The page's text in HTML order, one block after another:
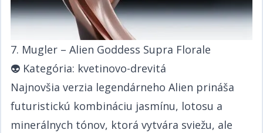
7. Mugler – Alien Goddess Supra Florale​​​​‌ ‍ ​‍​‍‌‍ ‌ ​‍‌‍‍‌‌‍‌ ‌‍‍‌‌‍ ‍​‍​‍​ ‍‍​‍​‍‌ ​ ‌‍​‌‌‍ ‍‌‍‍‌‌ ‌​‌ ‍‌​‍ ‍‌‍‍‌‌‍ ​‍​‍​‍ ​​‍​‍‌‍‍​‌ ​‍‌‍‌‌‌‍‌‍​‍​‍​ ‍‍​‍​‍‌‍‍​‌ ‌​‌ ‌​‌ ​​​ ‍‍​‍ ​‍ ‌‍ ​‌‍ ‌‍​ ‌‍​‌‌‍ ​‌‍‍​‌‍ ‌ ​ ‌ ‌​​ ‍‍​ ​ ​ ​​​ ​​​ ​​​‍ ‌ ​ ‌ ‌​‌ ‌‌‌‍‌​‌‍‍‌‌‍ ​‍ ‌‍‍‌‌‍ ‍‌ ‌​‌‍‌‌‌‍ ‍‌ ‌​​‍ ‌‍‌‌‌‍‌​‌‍‍‌‌ ‌​​‍ ‌‍ ‌‌‍ ‌‍‌​‌‍‌‌​ ‌‌ ​​‌ ​‍‌‍‌‌‌ ​ ‌‍‌‌‌‍ ‍‌ ‌​‌‍​‌‌ ‌​‌‍‍‌‌‍ ‌‍ ‍​ ‍ ‌‍‍‌‌‍‌​​ ‌‌ ​​‌‍ ‌ ​ ‌ ‌​​‍ ‌​ ​‍​ ​‍​ ​‍​ ​‍​ ‍‌​ ‍‌​ ‍‌​ ‍ ‌ ‌​‌ ‍‌‌ ​​‌‍‌‌​ ‌‌ ​​‌‍ ‌ ​ ‌ ‌​​ ‍ ‌ ​​‌‍​‌‌ ‌​‌‍‍​​ ‌‌‍​ ‌‍ ‌‍ ‍‌ ‌​‌‍‌‌‌‍ ‍‌ ‌​​‍‌‌​ ‌‌‌​​‍‌‌ ‌‍‍ ‌‍‌‌‌ ‍‌​‍‌‌​ ​ ‌​‌​​‍‌‌​ ​ ‌​‌​​‍‌‌​ ​‍​ ​‍‌‍‌​​ ​‌‌‍‌​‌‍​ ​ ‌​​ ‌​​ ‍​‌‍‌‌‌‍‌‍​ ​‍​ ‌‌​ ‌ ​‍‌‌​ ​‍​ ​‍​‍‌‌​ ‌‌‌​‌​​‍ ‍‌‍​ ‌‍‍​‌‍‍‌‌‍ ​‌‍‌​‌ ​‍‌‍‌‌‌‍ ‍​‍‌‌​ ‌‌‌​​‍‌‌ ‌‍‍ ‌‍‌‌‌ ‍‌​‍‌‌​ ​ ‌​‌​​‍‌‌​ ​ ‌​‌​​‍‌‌​ ​‍​ ​‍‌‍‌​​ ​‌‌‍‌​‌‍​ ​ ‌​​ ‌​​ ‍​‌‍‌‌‌‍‌‍​ ​‍​ ‌‌​ ‌ ​ ​​​‍‌‌​ ​‍​ ​‍​‍‌‌​ ‌‌‌​‌​​‍ ‍‌ ‌​‌‍‌‌‌ ‍​‌ ‌​​ ‌‍​‍‌‍​‌‌ ​ ‌‍‌‌‌‌‌‌‌ ​‍‌‍ ​​ ‌‌‍‍​‌ ‌​‌ ‌​‌ ​​​‍‌‌​ ​ ‌​​‌​‍‌‌​ ​‍‌​‌‍​‍‌‌​ ​‍‌​‌‍‌‍ ​‌‍ ‌‍​ ‌‍​‌‌‍ ​‌‍‍​‌‍ ‌ ​ ‌ ‌​​‍‌‌​ ​ ‌​​‌​ ​ ​ ​​​ ​​​ ​​​‍‌‌​ ​‍‌​‌‍‌ ​ ‌ ‌​‌ ‌‌‌‍‌​‌‍‍‌‌‍ ​‍‌‍‌‍‍‌‌‍‌​​ ‌‌ ​​‌‍ ‌ ​ ‌ ‌​​‍ ‌​ ​‍​ ​‍​ ​‍​ ​‍​ ‍‌​ ‍‌​ ‍‌​‍‌‍‌ ‌​‌ ‍‌‌ ​​‌‍‌‌​ ‌‌ ​​‌‍ ‌ ​ ‌ ‌​​‍‌‍‌ ​​‌‍​‌‌ ‌​‌‍‍​​ ‌‌‍​ ‌‍ ‌‍ ‍‌ ‌​‌‍‌‌‌‍ ‍‌ ‌​​‍‌‌​ ‌‌‌​​‍‌‌ ‌‍‍ ‌‍‌‌‌ ‍‌​‍‌‌​ ​ ‌​‌​​‍‌‌​ ​ ‌​‌​​‍‌‌​ ​‍​ ​‍‌‍‌​​ ​‌‌‍‌​‌‍​ ​ ‌​​ ‌​​ ‍​‌‍‌‌‌‍‌‍​ ​‍​ ‌‌​ ‌ ​‍‌‌​ ​‍​ ​‍​‍‌‌​ ‌‌‌​‌​​‍ ‍‌‍​ ‌‍‍​‌‍‍‌‌‍ ​‌‍‌​‌ ​‍‌‍‌‌‌‍ ‍​‍‌‌​ ‌‌‌​​‍‌‌ ‌‍‍ ‌‍‌‌‌ ‍‌​‍‌‌​ ​ ‌​‌​​‍‌‌​ ​ ‌​‌​​‍‌‌​ ​‍​ ​‍‌‍‌​​ ​‌‌‍‌​‌‍​ ​ ‌​​ ‌​​ ‍​‌‍‌‌‌‍‌‍​ ​‍​ ‌‌​ ‌ ​ ​​​‍‌‌​ ​‍​ ​‍​‍‌‌​ ‌‌‌​‌​​‍ ‍‌ ‌​‌‍‌‌‌ ‍​‌ ‌​​‍‌‍‌ ​​‌‍‌‌‌ ​‍‌ ​ ‌ ​​‌‍‌‌‌‍​ ‌ ‌​‌‍‍‌‌ ‌‍‌‍‌‌​ ‌‌ ​​‌ ‌‌‌‍​‍‌‍ ​‌‍‍‌‌ ​ ‌‍‍​‌‍‌‌‌‍‌​​‍​‍‌ ‌
👽 ​​​​‌ ‍ ​‍​‍‌‍ ‌ ​‍‌‍‍‌‌‍‌ ‌‍‍‌‌‍ ‍​‍​‍​ ‍‍​‍​‍‌ ​ ‌‍​‌‌‍ ‍‌‍‍‌‌ ‌​‌ ‍‌​‍ ‍‌‍‍‌‌‍ ​‍​‍​‍ ​​‍​‍‌‍‍​‌ ​‍‌‍‌‌‌‍‌‍​‍​‍​ ‍‍​‍​‍‌‍‍​‌ ‌​‌ ‌​‌ ​​​ ‍‍​‍ ​‍ ‌‍ ​‌‍ ‌‍​ ‌‍​‌‌‍ ​‌‍‍​‌‍ ‌ ​ ‌ ‌​​ ‍‍​ ​ ​ ​​​ ​​​ ​​​‍ ‌ ​ ‌ ‌​‌ ‌‌‌‍‌​‌‍‍‌‌‍ ​‍ ‌‍‍‌‌‍ ‍‌ ‌​‌‍‌‌‌‍ ‍‌ ‌​​‍ ‌‍‌‌‌‍‌​‌‍‍‌‌ ‌​​‍ ‌‍ ‌‌‍ ‌‍‌​‌‍‌‌​ ‌‌ ​​‌ ​‍‌‍‌‌‌ ​ ‌‍‌‌‌‍ ‍‌ ‌​‌‍​‌‌ ‌​‌‍‍‌‌‍ ‌‍ ‍​ ‍ ‌‍‍‌‌‍‌​​ ‌‌ ​​‌‍ ‌ ​ ‌ ‌​​‍ ‌​ ​‍​ ​‍​ ​‍​ ​‍​ ‍‌​ ‍‌​ ‍‌​ ‍ ‌ ‌​‌ ‍‌‌ ​​‌‍‌‌​ ‌‌ ​​‌‍ ‌ ​ ‌ ‌​​ ‍ ‌ ​​‌‍​‌‌ ‌​‌‍‍​​ ‌‌‍​ ‌‍ ‌‍ ‍‌ ‌​‌‍‌‌‌‍ ‍‌ ‌​​‍‌‌​ ‌‌‌​​‍‌‌ ‌‍‍ ‌‍‌‌‌ ‍‌​‍‌‌​ ​ ‌​‌​​‍‌‌​ ​ ‌​‌​​‍‌‌​ ​‍​ ​‍‌‍‌‍​ ​‍​ ‌​​ ‍‌​ ‍‌‌‍‌‌‌‍‌‌​ ​ ​ ‌ ‌‍‌‌​ ‌​‌‍‌‍​‍‌‌​ ​‍​ ​‍​‍‌‌​ ‌‌‌​‌​​‍ ‍‌‍​ ‌‍‍​‌‍‍‌‌‍ ​‌‍‌​‌ ​‍‌‍‌‌‌‍ ‍​‍‌‌​ ‌‌‌​​‍‌‌ ‌‍‍ ‌‍‌‌‌ ‍‌​‍‌‌​ ​ ‌​‌​​‍‌‌​ ​ ‌​‌​​‍‌‌​ ​‍​ ​‍‌‍‌‍​ ​‍​ ‌​​ ‍‌​ ‍‌‌‍‌‌‌‍‌‌​ ​ ​ ‌ ‌‍‌‌​ ‌​‌‍‌‍​ ​​​‍‌‌​ ​‍​ ​‍​‍‌‌​ ‌‌‌​‌​​‍ ‍‌ ‌​‌‍‌‌‌ ‍​‌ ‌​​ ‌‍​‍‌‍​‌‌ ​ ‌‍‌‌‌‌‌‌‌ ​‍‌‍ ​​ ‌‌‍‍​‌ ‌​‌ ‌​‌ ​​​‍‌‌​ ​ ‌​​‌​‍‌‌​ ​‍‌​‌‍​‍‌‌​ ​‍‌​‌‍‌‍ ​‌‍ ‌‍​ ‌‍​‌‌‍ ​‌‍‍​‌‍ ‌ ​ ‌ ‌​​‍‌‌​ ​ ‌​​‌​ ​ ​ ​​​ ​​​ ​​​‍‌‌​ ​‍‌​‌‍‌ ​ ‌ ‌​‌ ‌‌‌‍‌​‌‍‍‌‌‍ ​‍‌‍‌‍‍‌‌‍‌​​ ‌‌ ​​‌‍ ‌ ​ ‌ ‌​​‍ ‌​ ​‍​ ​‍​ ​‍​ ​‍​ ‍‌​ ‍‌​ ‍‌​‍‌‍‌ ‌​‌ ‍‌‌ ​​‌‍‌‌​ ‌‌ ​​‌‍ ‌ ​ ‌ ‌​​‍‌‍‌ ​​‌‍​‌‌ ‌​‌‍‍​​ ‌‌‍​ ‌‍ ‌‍ ‍‌ ‌​‌‍‌‌‌‍ ‍‌ ‌​​‍‌‌​ ‌‌‌​​‍‌‌ ‌‍‍ ‌‍‌‌‌ ‍‌​‍‌‌​ ​ ‌​‌​​‍‌‌​ ​ ‌​‌​​‍‌‌​ ​‍​ ​‍‌‍‌‍​ ​‍​ ‌​​ ‍‌​ ‍‌‌‍‌‌‌‍‌‌​ ​ ​ ‌ ‌‍‌‌​ ‌​‌‍‌‍​‍‌‌​ ​‍​ ​‍​‍‌‌​ ‌‌‌​‌​​‍ ‍‌‍​ ‌‍‍​‌‍‍‌‌‍ ​‌‍‌​‌ ​‍‌‍‌‌‌‍ ‍​‍‌‌​ ‌‌‌​​‍‌‌ ‌‍‍ ‌‍‌‌‌ ‍‌​‍‌‌​ ​ ‌​‌​​‍‌‌​ ​ ‌​‌​​‍‌‌​ ​‍​ ​‍‌‍‌‍​ ​‍​ ‌​​ ‍‌​ ‍‌‌‍‌‌‌‍‌‌​ ​ ​ ‌ ‌‍‌‌​ ‌​‌‍‌‍​ ​​​‍‌‌​ ​‍​ ​‍​‍‌‌​ ‌‌‌​‌​​‍ ‍‌ ‌​‌‍‌‌‌ ‍​‌ ‌​​‍‌‍‌ ​​‌‍‌‌‌ ​‍‌ ​ ‌ ​​‌‍‌‌‌‍​ ‌ ‌​‌‍‍‌‌ ‌‍‌‍‌‌​ ‌‌ ​​‌ ‌‌‌‍​‍‌‍ ​‌‍‍‌‌ ​ ‌‍‍​‌‍‌‌‌‍‌​​‍​‍‌ ‌ Kategória: kvetinovo-drevitá​​​​‌ ‍ ​‍​‍‌‍ ‌ ​‍‌‍‍‌‌‍‌ ‌‍‍‌‌‍ ‍​‍​‍​ ‍‍​‍​‍‌ ​ ‌‍​‌‌‍ ‍‌‍‍‌‌ ‌​‌ ‍‌​‍ ‍‌‍‍‌‌‍ ​‍​‍​‍ ​​‍​‍‌‍‍​‌ ​‍‌‍‌‌‌‍‌‍​‍​‍​ ‍‍​‍​‍‌‍‍​‌ ‌​‌ ‌​‌ ​​​ ‍‍​‍ ​‍ ‌‍ ​‌‍ ‌‍​ ‌‍​‌‌‍ ​‌‍‍​‌‍ ‌ ​ ‌ ‌​​ ‍‍​ ​ ​ ​​​ ​​​ ​​​‍ ‌ ​ ‌ ‌​‌ ‌‌‌‍‌​‌‍‍‌‌‍ ​‍ ‌‍‍‌‌‍ ‍‌ ‌​‌‍‌‌‌‍ ‍‌ ‌​​‍ ‌‍‌‌‌‍‌​‌‍‍‌‌ ‌​​‍ ‌‍ ‌‌‍ ‌‍‌​‌‍‌‌​ ‌‌ ​​‌ ​‍‌‍‌‌‌ ​ ‌‍‌‌‌‍ ‍‌ ‌​‌‍​‌‌ ‌​‌‍‍‌‌‍ ‌‍ ‍​ ‍ ‌‍‍‌‌‍‌​​ ‌‌ ​​‌‍ ‌ ​ ‌ ‌​​‍ ‌​ ​‍​ ​‍​ ​‍​ ​‍​ ‍‌​ ‍‌​ ‍‌​ ‍ ‌ ‌​‌ ‍‌‌ ​​‌‍‌‌​ ‌‌ ​​‌‍ ‌ ​ ‌ ‌​​ ‍ ‌ ​​‌‍​‌‌ ‌​‌‍‍​​ ‌‌‍​ ‌‍ ‌‍ ‍‌ ‌​‌‍‌‌‌‍ ‍‌ ‌​​‍‌‌​ ‌‌‌​​‍‌‌ ‌‍‍ ‌‍‌‌‌ ‍‌​‍‌‌​ ​ ‌​‌​​‍‌‌​ ​ ‌​‌​​‍‌‌​ ​‍​ ​‍‌‍‌‍​ ​‍​ ‌​​ ‍‌​ ‍‌‌‍‌‌‌‍‌‌​ ​ ​ ‌ ‌‍‌‌​ ‌​‌‍‌‍​‍‌‌​ ​‍​ ​‍​‍‌‌​ ‌‌‌​‌​​‍ ‍‌‍​ ‌‍‍​‌‍‍‌‌‍ ​‌‍‌​‌ ​‍‌‍‌‌‌‍ ‍​‍‌‌​ ‌‌‌​​‍‌‌ ‌‍‍ ‌‍‌‌‌ ‍‌​‍‌‌​ ​ ‌​‌​​‍‌‌​ ​ ‌​‌​​‍‌‌​ ​‍​ ​‍‌‍‌‍​ ​‍​ ‌​​ ‍‌​ ‍‌‌‍‌‌‌‍‌‌​ ​ ​ ‌ ‌‍‌‌​ ‌​‌‍‌‍​ ​‌​‍‌‌​ ​‍​ ​‍​‍‌‌​ ‌‌‌​‌​​‍ ‍‌ ‌​‌‍‌‌‌ ‍​‌ ‌​​ ‌‍​‍‌‍​‌‌ ​ ‌‍‌‌‌‌‌‌‌ ​‍‌‍ ​​ ‌‌‍‍​‌ ‌​‌ ‌​‌ ​​​‍‌‌​ ​ ‌​​‌​‍‌‌​ ​‍‌​‌‍​‍‌‌​ ​‍‌​‌‍‌‍ ​‌‍ ‌‍​ ‌‍​‌‌‍ ​‌‍‍​‌‍ ‌ ​ ‌ ‌​​‍‌‌​ ​ ‌​​‌​ ​ ​ ​​​ ​​​ ​​​‍‌‌​ ​‍‌​‌‍‌ ​ ‌ ‌​‌ ‌‌‌‍‌​‌‍‍‌‌‍ ​‍‌‍‌‍‍‌‌‍‌​​ ‌‌ ​​‌‍ ‌ ​ ‌ ‌​​‍ ‌​ ​‍​ ​‍​ ​‍​ ​‍​ ‍‌​ ‍‌​ ‍‌​‍‌‍‌ ‌​‌ ‍‌‌ ​​‌‍‌‌​ ‌‌ ​​‌‍ ‌ ​ ‌ ‌​​‍‌‍‌ ​​‌‍​‌‌ ‌​‌‍‍​​ ‌‌‍​ ‌‍ ‌‍ ‍‌ ‌​‌‍‌‌‌‍ ‍‌ ‌​​‍‌‌​ ‌‌‌​​‍‌‌ ‌‍‍ ‌‍‌‌‌ ‍‌​‍‌‌​ ​ ‌​‌​​‍‌‌​ ​ ‌​‌​​‍‌‌​ ​‍​ ​‍‌‍‌‍​ ​‍​ ‌​​ ‍‌​ ‍‌‌‍‌‌‌‍‌‌​ ​ ​ ‌ ‌‍‌‌​ ‌​‌‍‌‍​‍‌‌​ ​‍​ ​‍​‍‌‌​ ‌‌‌​‌​​‍ ‍‌‍​ ‌‍‍​‌‍‍‌‌‍ ​‌‍‌​‌ ​‍‌‍‌‌‌‍ ‍​‍‌‌​ ‌‌‌​​‍‌‌ ‌‍‍ ‌‍‌‌‌ ‍‌​‍‌‌​ ​ ‌​‌​​‍‌‌​ ​ ‌​‌​​‍‌‌​ ​‍​ ​‍‌‍‌‍​ ​‍​ ‌​​ ‍‌​ ‍‌‌‍‌‌‌‍‌‌​ ​ ​ ‌ ‌‍‌‌​ ‌​‌‍‌‍​ ​‌​‍‌‌​ ​‍​ ​‍​‍‌‌​ ‌‌‌​‌​​‍ ‍‌ ‌​‌‍‌‌‌ ‍​‌ ‌​​‍‌‍‌ ​​‌‍‌‌‌ ​‍‌ ​ ‌ ​​‌‍‌‌‌‍​ ‌ ‌​‌‍‍‌‌ ‌‍‌‍‌‌​ ‌‌ ​​‌ ‌‌‌‍​‍‌‍ ​‌‍‍‌‌ ​ ‌‍‍​‌‍‌‌‌‍‌​​‍​‍‌ ‌
Najnovšia verzia legendárneho Alien prináša
futuristickú kombináciu jasmínu, lotosu a
minerálnych tónov, ktorá vytvára sviežu, ale